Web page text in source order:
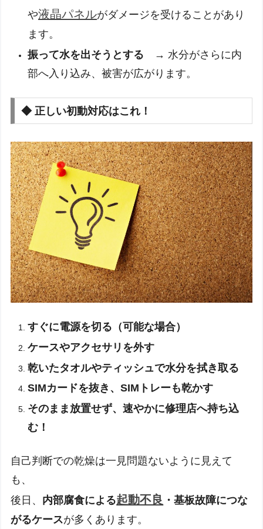
や液晶パネルがダメージを受けることがあり
ます。
振って水を出そうとする → 水分がさらに内
部へ入り込み、被害が広がります。
◆ 正しい初動対応はこれ！
すぐに電源を切る（可能な場合）
ケースやアクセサリを外す
乾いたタオルやティッシュで水分を拭き取る
SIMカードを抜き、SIMトレーも乾かす
そのまま放置せず、速やかに修理店へ持ち込
む！
自己判断での乾燥は一見問題ないように見えて
も、
後日、 内部腐食による起動不良 ・基板故障につな
がるケースが多くあります。